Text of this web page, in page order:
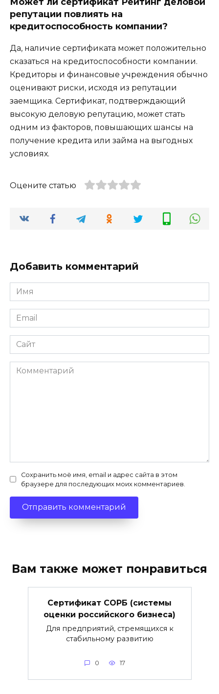
репутации повлиять на
кредитоспособность компании?
Да, наличие сертификата может положительно
сказаться на кредитоспособности компании.
Кредиторы и финансовые учреждения обычно
оценивают риски, исходя из репутации
заемщика. Сертификат, подтверждающий
высокую деловую репутацию, может стать
одним из факторов, повышающих шансы на
получение кредита или займа на выгодных
условиях.
Оцените статью
Добавить комментарий
Имя
*
Email
*
Сайт
Комментарий
Сохранить моё имя, email и адрес сайта в этом
браузере для последующих моих комментариев.
Вам также может понравиться
Сертификат СОРБ (системы
оценки российского бизнеса)
Для предприятий, стремящихся к
стабильному развитию
0 17